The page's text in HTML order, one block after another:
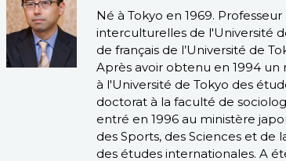
Né à Tokyo en 1969.
interculturelles de l'Université
de français de l’Université de
Après avoir obtenu en 1994
à l'Université de Tokyo des
doctorat à la faculté de
entré en 1996 au ministère
des Sports, des Sciences et de
des études internationales. A